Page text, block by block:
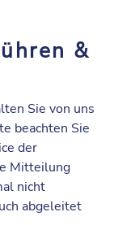
&
Sie von uns
beachten Sie
der
Mitteilung
nicht
abgeleitet